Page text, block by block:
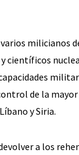
milicianos
científicos
de la mayor
y Siria.
a los